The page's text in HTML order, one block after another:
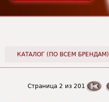
КАТАЛОГ (ПО ВСЕМ БРЕНДАМ)
Страница 2 из 201